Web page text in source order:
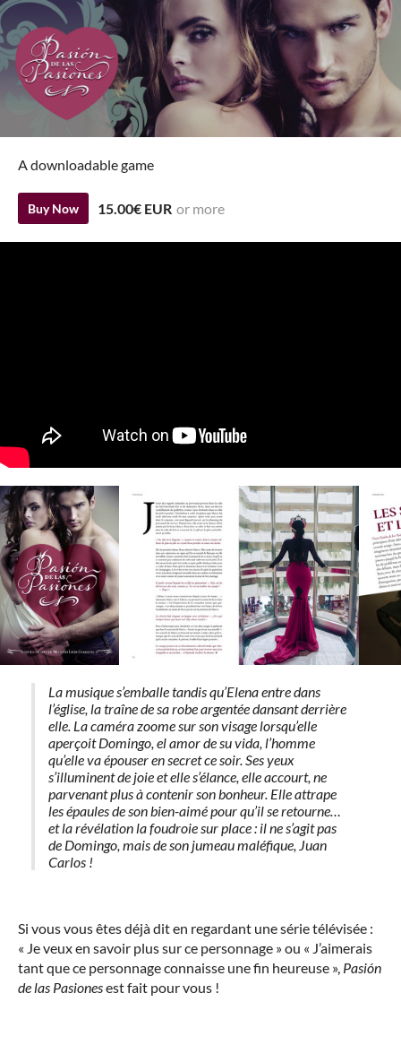
A downloadable game
Buy Now 15.00€ EUR or more
La musique s’emballe tandis qu’Elena entre dans
l’église, la traîne de sa robe argentée dansant derrière
elle. La caméra zoome sur son visage lorsqu’elle
aperçoit Domingo,el amor de su vida, l’homme
qu’elle va épouser en secret ce soir. Ses yeux
s’illuminent de joie et elle s’élance, elle accourt, ne
parvenant plus à contenir son bonheur. Elle attrape
les épaules de son bien-aimé pour qu’il se retourne…
et la révélation la foudroie sur place : il ne s’agit pas
de Domingo, mais de son jumeau maléfique, Juan
Carlos !
Si vous vous êtes déjà dit en regardant une série télévisée :
« Je veux en savoir plus sur ce personnage » ou « J’aimerais
tant que ce personnage connaisse une fin heureuse », Pasión
de las Pasionesest fait pour vous !